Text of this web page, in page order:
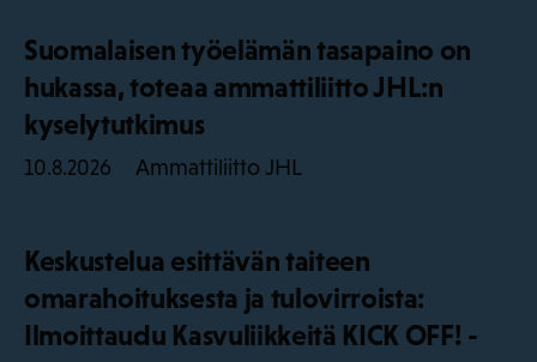
Suomalaisen työelämän tasapaino on
hukassa, toteaa ammattiliitto JHL:n
kyselytutkimus
10.8.2026 Ammattiliitto JHL
Keskustelua esittävän taiteen
omarahoituksesta ja tulovirroista:
Ilmoittaudu Kasvuliikkeitä KICK OFF! -